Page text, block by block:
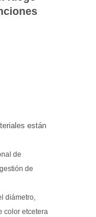
están
de
de
diámetro,
color etcetera